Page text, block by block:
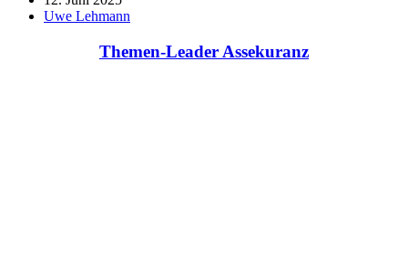
Uwe Lehmann
Themen-Leader Assekuranz